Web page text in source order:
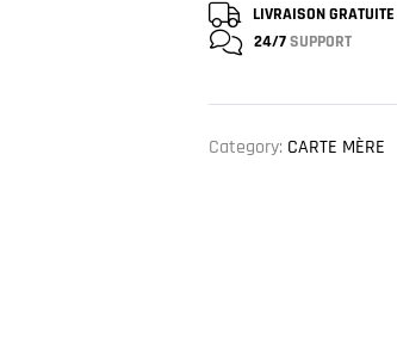
LIVRAISON GRATUITE
24/7SUPPORT
Category: CARTE MÈRE